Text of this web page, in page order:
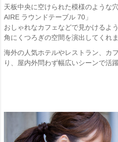
天板中央に空けられた模様のような
AIRE ラウンドテーブル 70」
おしゃれなカフェなどで見かけるよ
角にくつろぎの空間を演出してくれま
海外の人気ホテルやレストラン、カ
り、屋内外問わず幅広いシーンで活